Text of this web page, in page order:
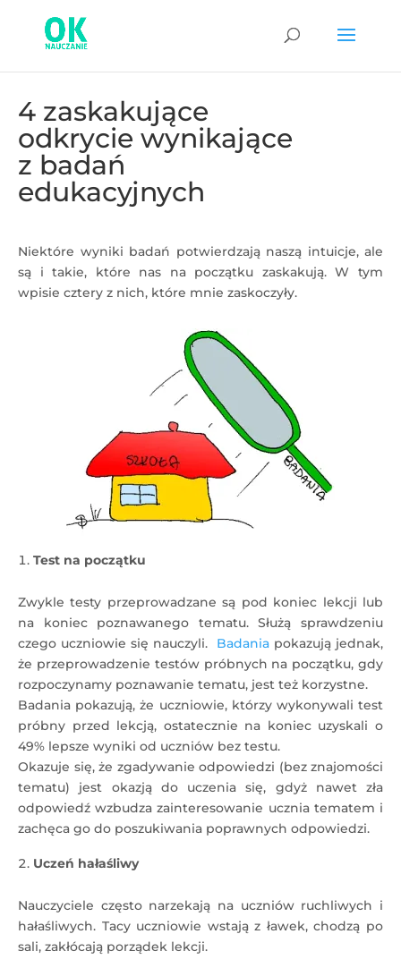
4 zaskakujące
odkrycie wynikające
z badań
edukacyjnych
Niektóre wyniki badań potwierdzają naszą intuicje, ale
są i takie, które nas na początku zaskakują. W tym
wpisie cztery z nich, które mnie zaskoczyły.
Test na początku
Zwykle testy przeprowadzane są pod koniec lekcji lub
na koniec poznawanego tematu. Służą sprawdzeniu
czego uczniowie się nauczyli. Badania pokazują jednak,
że przeprowadzenie testów próbnych na początku, gdy
rozpoczynamy poznawanie tematu, jest też korzystne.
Badania pokazują, że uczniowie, którzy wykonywali test
próbny przed lekcją, ostatecznie na koniec uzyskali o
49% lepsze wyniki od uczniów bez testu.
Okazuje się, że zgadywanie odpowiedzi (bez znajomości
tematu) jest okazją do uczenia się, gdyż nawet zła
odpowiedź wzbudza zainteresowanie ucznia tematem i
zachęca go do poszukiwania poprawnych odpowiedzi.
Uczeń hałaśliwy
Nauczyciele często narzekają na uczniów ruchliwych i
hałaśliwych. Tacy uczniowie wstają z ławek, chodzą po
sali, zakłócają porządek lekcji.